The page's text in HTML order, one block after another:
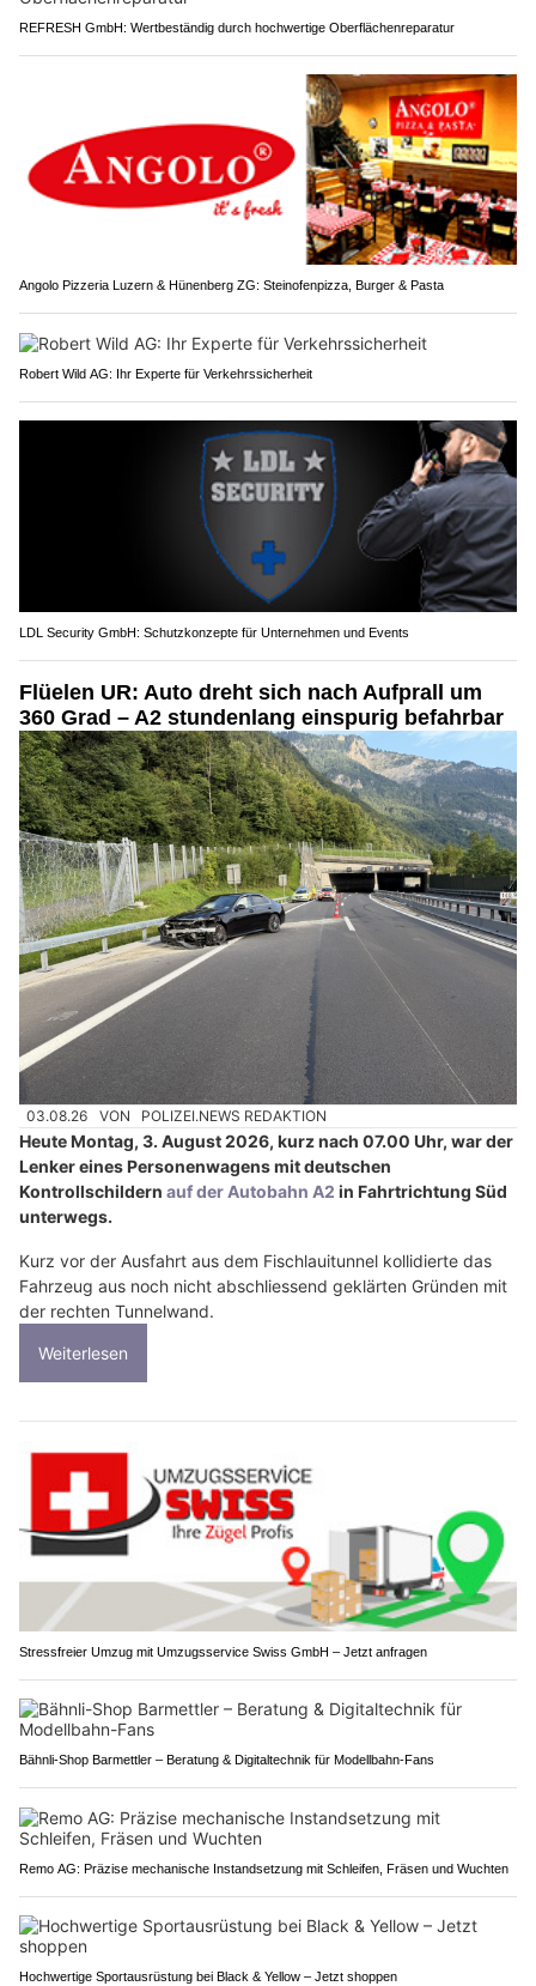
REFRESH GmbH: Wertbeständig durch hochwertige Oberflächenreparatur
Angolo Pizzeria Luzern & Hünenberg ZG: Steinofenpizza, Burger & Pasta
Robert Wild AG: Ihr Experte für Verkehrssicherheit
LDL Security GmbH: Schutzkonzepte für Unternehmen und Events
Flüelen UR: Auto dreht sich nach Aufprall um
360 Grad – A2 stundenlang einspurig befahrbar
03.08.26 VON POLIZEI.NEWS REDAKTION
Heute Montag, 3. August 2026, kurz nach 07.00 Uhr, war der
Lenker eines Personenwagens mit deutschen
Kontrollschildern auf der Autobahn A2 in Fahrtrichtung Süd
unterwegs.
Kurz vor der Ausfahrt aus dem Fischlauitunnel kollidierte das
Fahrzeug aus noch nicht abschliessend geklärten Gründen mit
der rechten Tunnelwand.
Weiterlesen
Stressfreier Umzug mit Umzugsservice Swiss GmbH – Jetzt anfragen
Bähnli-Shop Barmettler – Beratung & Digitaltechnik für Modellbahn-Fans
Remo AG: Präzise mechanische Instandsetzung mit Schleifen, Fräsen und Wuchten
Hochwertige Sportausrüstung bei Black & Yellow – Jetzt shoppen